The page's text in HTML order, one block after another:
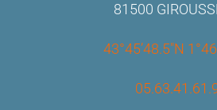
81500
43°45’48.5″N